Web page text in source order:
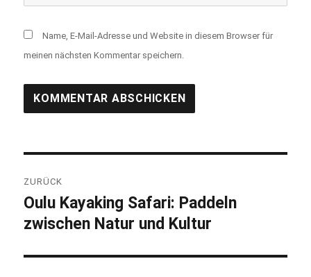
Name, E-Mail-Adresse und Website in diesem Browser für
meinen nächsten Kommentar speichern.
ZURÜCK
Vorheriger
Beitrag:
Oulu Kayaking Safari: Paddeln
zwischen Natur und Kultur